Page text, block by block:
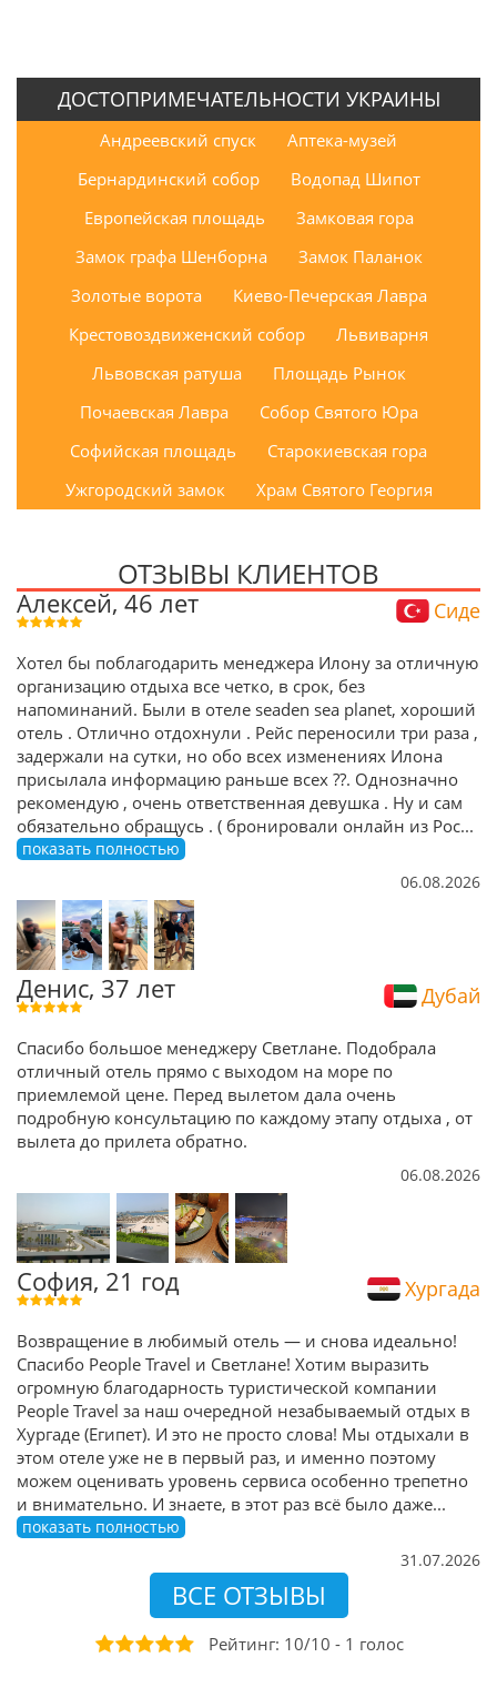
ДОСТОПРИМЕЧАТЕЛЬНОСТИ УКРАИНЫ
Андреевский спуск
Аптека-музей
Бернардинский собор
Водопад Шипот
Европейская площадь
Замковая гора
Замок графа Шенборна
Замок Паланок
Золотые ворота
Киево-Печерская Лавра
Крестовоздвиженский собор
Львиварня
Львовская ратуша
Площадь Рынок
Почаевская Лавра
Собор Святого Юра
Софийская площадь
Старокиевская гора
Ужгородский замок
Храм Святого Георгия
ОТЗЫВЫ КЛИЕНТОВ
Алексей, 46 лет Сиде
Хотел бы поблагодарить менеджера Илону за отличную
организацию отдыха все четко, в срок, без
напоминаний. Были в отеле seaden sea planet, хороший
отель . Отлично отдохнули . Рейс переносили три раза ,
задержали на сутки, но обо всех изменениях Илона
присылала информацию раньше всех ??. Однозначно
рекомендую , очень ответственная девушка . Ну и сам
обязательно обращусь . ( бронировали онлайн из Рос...
показать полностью
06.08.2026
Денис, 37 лет Дубай
Спасибо большое менеджеру Светлане. Подобрала
отличный отель прямо с выходом на море по
приемлемой цене. Перед вылетом дала очень
подробную консультацию по каждому этапу отдыха , от
вылета до прилета обратно.
06.08.2026
София, 21 год Хургада
Возвращение в любимый отель — и снова идеально!
Спасибо People Travel и Светлане! Хотим выразить
огромную благодарность туристической компании
People Travel за наш очередной незабываемый отдых в
Хургаде (Египет). И это не просто слова! Мы отдыхали в
этом отеле уже не в первый раз, и именно поэтому
можем оценивать уровень сервиса особенно трепетно
и внимательно. И знаете, в этот раз всё было даже...
показать полностью
31.07.2026
ВСЕ ОТЗЫВЫ
Рейтинг: 10/10 - 1 голоc